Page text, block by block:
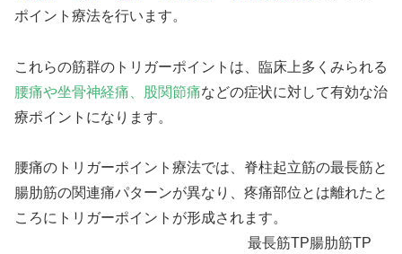
ポイント療法を行います。
これらの筋群のトリガーポイントは、臨床上多くみられる
腰痛や坐骨神経痛、股関節痛などの症状に対して有効な治
療ポイントになります。
腰痛のトリガーポイント療法では、脊柱起立筋の最長筋と
腸肋筋の関連痛パターンが異なり、疼痛部位とは離れたと
ころにトリガーポイントが形成されます。
最長筋TP腸肋筋TP